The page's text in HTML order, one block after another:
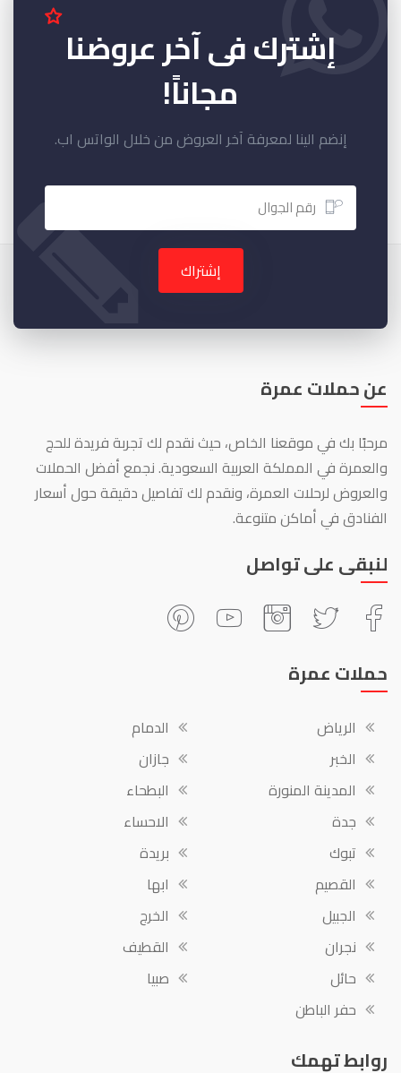
إشترك فى آخر عروضنا
مجاناً!
إنضم الينا لمعرفة آخر العروض من خلال الواتس اب.
إشتراك
عن حملات عمرة
مرحبًا بك في موقعنا الخاص، حيث نقدم لك تجربة فريدة للحج
والعمرة في المملكة العربية السعودية. نجمع أفضل الحملات
والعروض لرحلات العمرة، ونقدم لك تفاصيل دقيقة حول أسعار
الفنادق في أماكن متنوعة.
لنبقى على تواصل
حملات عمرة
الرياض
الدمام
الخبر
جازان
المدينة المنورة
البطحاء
جدة
الاحساء
تبوك
بريدة
القصيم
ابها
الجبيل
الخرج
نجران
القطيف
حائل
صبيا
حفر الباطن
روابط تهمك